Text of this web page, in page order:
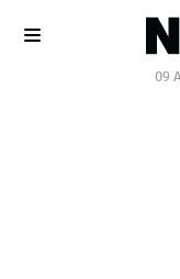
09